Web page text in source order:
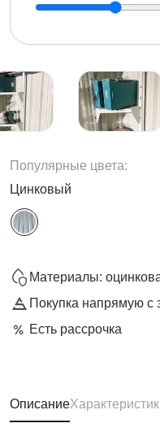
Популярные цвета:
Цинковый
Материалы:
Покупка напрямую с
Есть рассрочка
Описание